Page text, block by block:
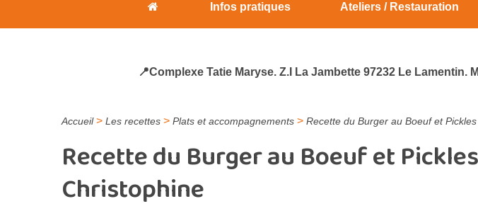
Infos pratiques Ateliers / Restauration
📍Complexe Tatie Maryse. Z.I La Jambette 97232 Le Lamentin.
Accueil> Les recettes > Plats et accompagnements > Recette du Burger au Boeuf et
Recette du Burger au Boeuf et
Christophine